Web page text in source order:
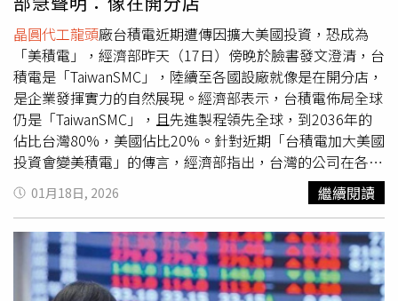
電，該技術可用於解決先進製程電源噪聲與瞬時功率波動問
題。對於合作傳言，英特爾方面未評論，有消息人士透露，
聯電內部已有專案團隊啟動合作。
晶圓代工龍頭廠台積電近期遭傳因擴大美國投資，恐成為
「美積電」，經濟部昨天（17日）傍晚於臉書發文澄清，台
積電是「TaiwanSMC」，陸續至各國設廠就像是在開分店，
是企業發揮實力的自然展現。經濟部表示，台積電佈局全球
仍是「TaiwanSMC」，且先進製程領先全球，到2036年的
佔比台灣80%，美國佔比20%。針對近期「台積電加大美國
投資會變美積電」的傳言，經濟部指出，台灣的公司在各國
開分店，是企業發揮實力的自然展現；如同台積電因應客戶
需求，到中國、日本、美國設廠，美國記憶體大廠「美光」
到了台灣投資設先進封裝關鍵據點，也不會變成「台光」。
經濟部強調，台積電的全球研發中心也設在竹科外，近期台
積電董事長魏哲家也向外界重申，「台積電所有的決策都基
於客戶的需求，海外布局並非取代台灣」。
01月18日, 2026 繼續閱讀